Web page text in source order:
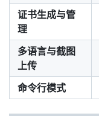
证书生成与管
理
多语言与截图
上传
命令行模式